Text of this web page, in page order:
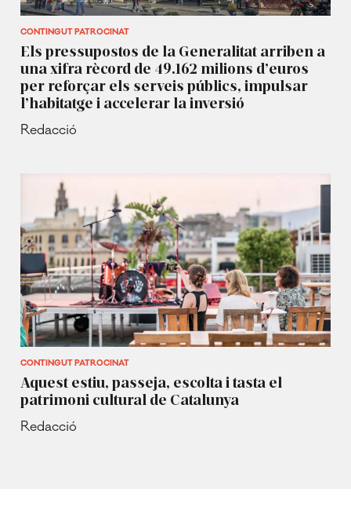
CONTINGUT PATROCINAT
Els pressupostos de la Generalitat arriben a
una xifra rècord de 49.162 milions d’euros
per reforçar els serveis públics, impulsar
l’habitatge i accelerar la inversió
Redacció
CONTINGUT PATROCINAT
Aquest estiu, passeja, escolta i tasta el
patrimoni cultural de Catalunya
Redacció